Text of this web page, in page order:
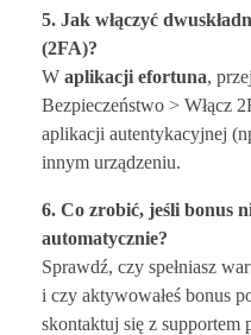
5. Jak włączyć
(2FA)?
W aplikacji efortuna,
Bezpieczeństwo > Włącz
aplikacji autentykacyjnej
innym urządzeniu.
6. Co zrobić, jeśli bonus
automatycznie?
Sprawdź, czy spełniasz
i czy aktywowałeś bonus
skontaktuj się z supportem